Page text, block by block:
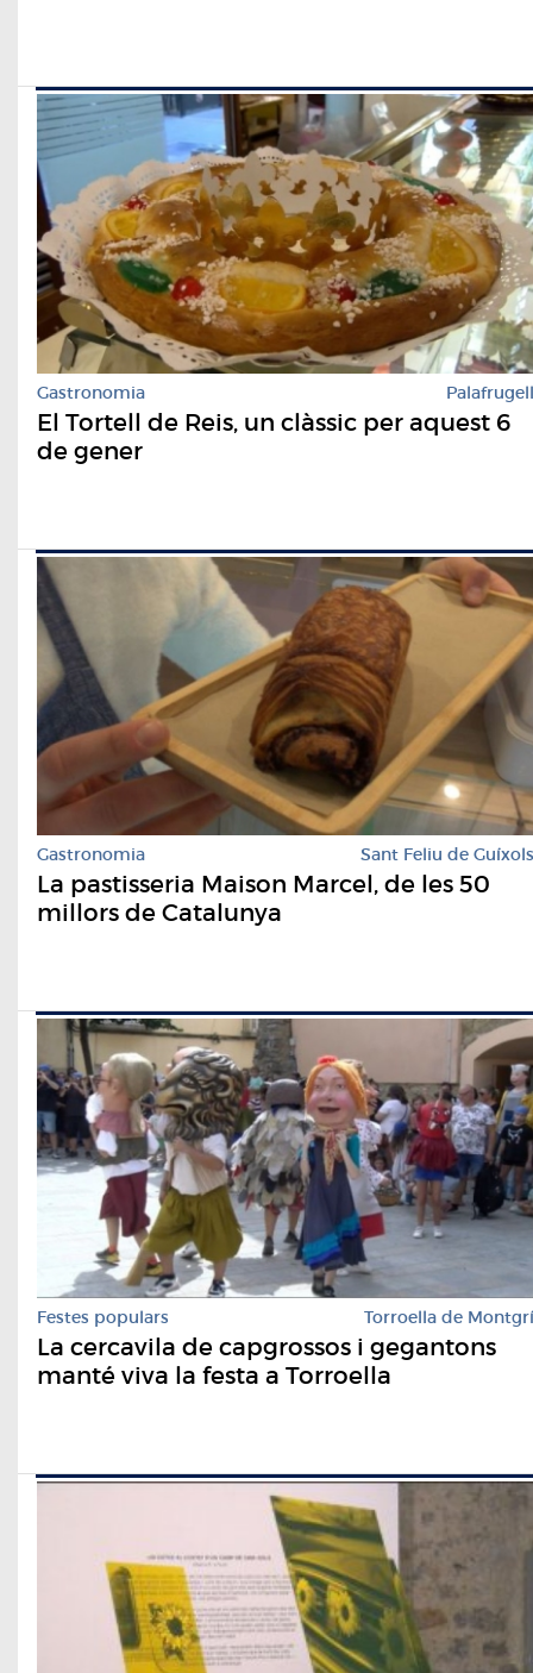
Gastronomia Palafrugell
El Tortell de Reis, un clàssic per aquest 6
de gener
Gastronomia Sant Feliu de Guíxols
La pastisseria Maison Marcel, de les 50
millors de Catalunya
Festes populars Torroella de Montgrí
La cercavila de capgrossos i gegantons
manté viva la festa a Torroella